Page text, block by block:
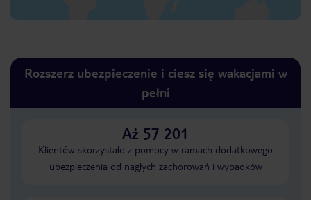
Rozszerz ubezpieczenie i ciesz się wakacjami w
pełni
Aż 57 201
Klientów skorzystało z pomocy w ramach dodatkowego
ubezpieczenia od nagłych zachorowań i wypadków